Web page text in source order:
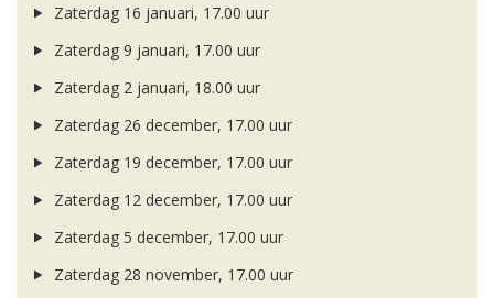
Zaterdag 16 januari, 17.00 uur
Zaterdag 9 januari, 17.00 uur
Zaterdag 2 januari, 18.00 uur
Zaterdag 26 december, 17.00 uur
Zaterdag 19 december, 17.00 uur
Zaterdag 12 december, 17.00 uur
Zaterdag 5 december, 17.00 uur
Zaterdag 28 november, 17.00 uur